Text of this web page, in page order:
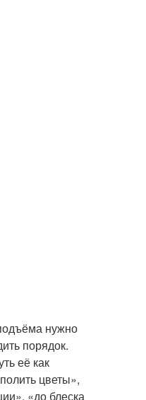
нужно
порядок.
её как
цветы»,
«до блеска